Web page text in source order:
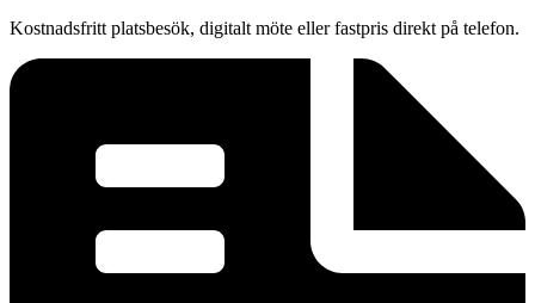
Kostnadsfritt platsbesök, digitalt möte eller fastpris direkt på telefon.